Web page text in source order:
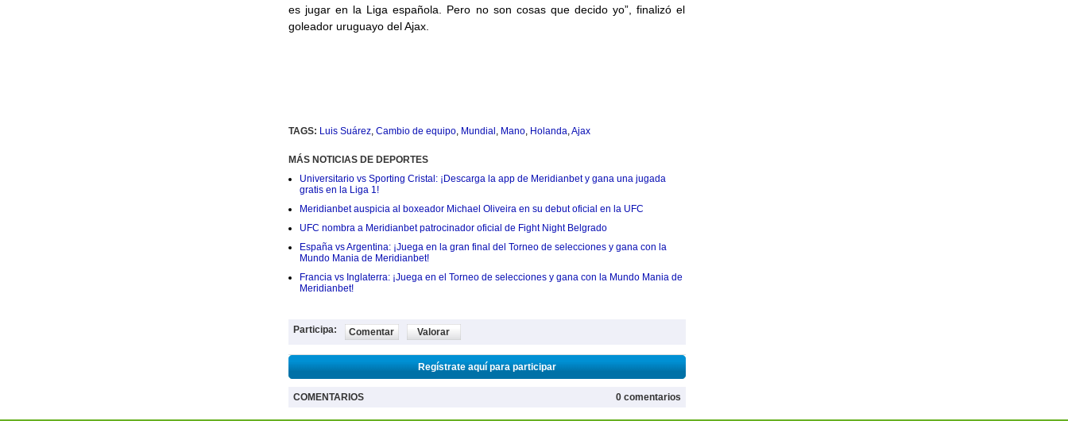
es jugar en la Liga española. Pero no son cosas que decido yo”, finalizó el
goleador uruguayo del Ajax.
TAGS: Luis Suárez, Cambio de equipo, Mundial , Mano, Holanda,Ajax
MÁS NOTICIAS DE DEPORTES
Universitario vs Sporting Cristal: ¡Descarga la app de Meridianbet y gana una jugada
gratis en la Liga 1!
Meridianbet auspicia al boxeador Michael Oliveira en su debut oficial en la UFC
UFC nombra a Meridianbet patrocinador oficial de Fight Night Belgrado
España vs Argentina: ¡Juega en la gran final del Torneo de selecciones y gana con la
Mundo Mania de Meridianbet!
Francia vs Inglaterra: ¡Juega en el Torneo de selecciones y gana con la Mundo Mania de
Meridianbet!
Participa: Comentar Valorar
Regístrate aquí para participar
COMENTARIOS 0 comentarios